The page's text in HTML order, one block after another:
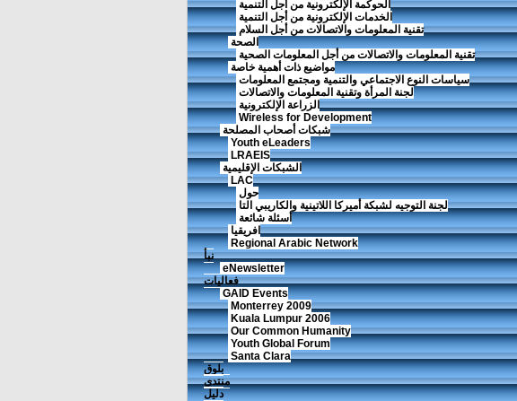
الحوكمة الإلكترونية من أجل التنمية
الخدمات الإلكترونية من أجل التنمية
تقنية المعلومات والاتصالات من أجل السلام
الصحة
تقنية المعلومات والاتصالات من أجل المعلومات الصحية
مواضيع ذات أهمية خاصة
سياسات النوع الاجتماعي والتنمية ومجتمع المعلومات
لجنة المرأة وتقنية المعلومات والاتصالات
الزراعة الإلكترونية
Wireless for Development
شبكات أصحاب المصلحة
Youth eLeaders
LRAEIS
الشبكات الإقليمية
LAC
حول
لجنة التوجيه لشبكة أميركا اللاتينية والكاريبي التا
أسئلة شائعة
افريقيا
Regional Arabic Network
نبأ
eNewsletter
فعاليات
GAID Events
Monterrey 2009
Kuala Lumpur 2006
Our Common Humanity
Youth Global Forum
Santa Clara
بلوق
منتدى
دليل